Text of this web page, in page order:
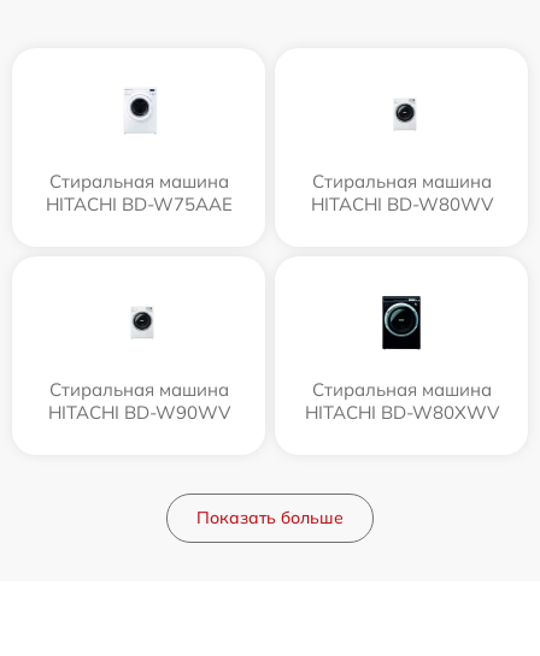
Стиральная машина
HITACHI BD-W75AAE
Стиральная машина
HITACHI BD-W80WV
Стиральная машина
HITACHI BD-W90WV
Стиральная машина
HITACHI BD-W80XWV
Показать больше